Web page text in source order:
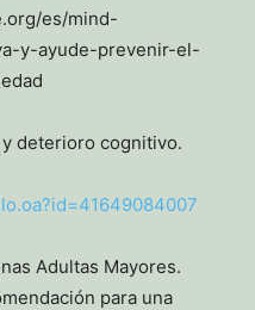
es/mind-
y-ayude-prevenir-el-
deterioro cognitivo.
Adultas Mayores.
para una